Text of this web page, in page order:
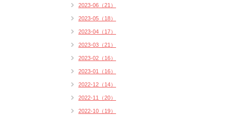
2023-06（21）
2023-05（18）
2023-04（17）
2023-03（21）
2023-02（16）
2023-01（16）
2022-12（14）
2022-11（20）
2022-10（19）